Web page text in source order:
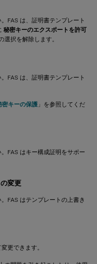
FAS は、証明書テンプレート
秘密キーのエクスポートを許可
選択を解除します。
FAS は、証明書テンプレート
密キーの保護 」を参照してくだ
FAS はキー構成証明をサポー
変更
FAS はテンプレートの上書き
更できます。